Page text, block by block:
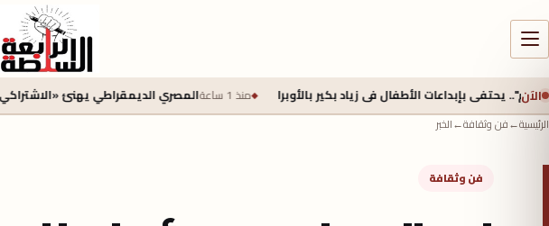
الآن
بإبداعات الأطفال فى زياد بكير بالأوبرا منذ 1 ساعة المصري الديمقراطي يهنئ «الاشتراكي
الرئيسية←فن وثقافة←الخبر
فن وثقافة